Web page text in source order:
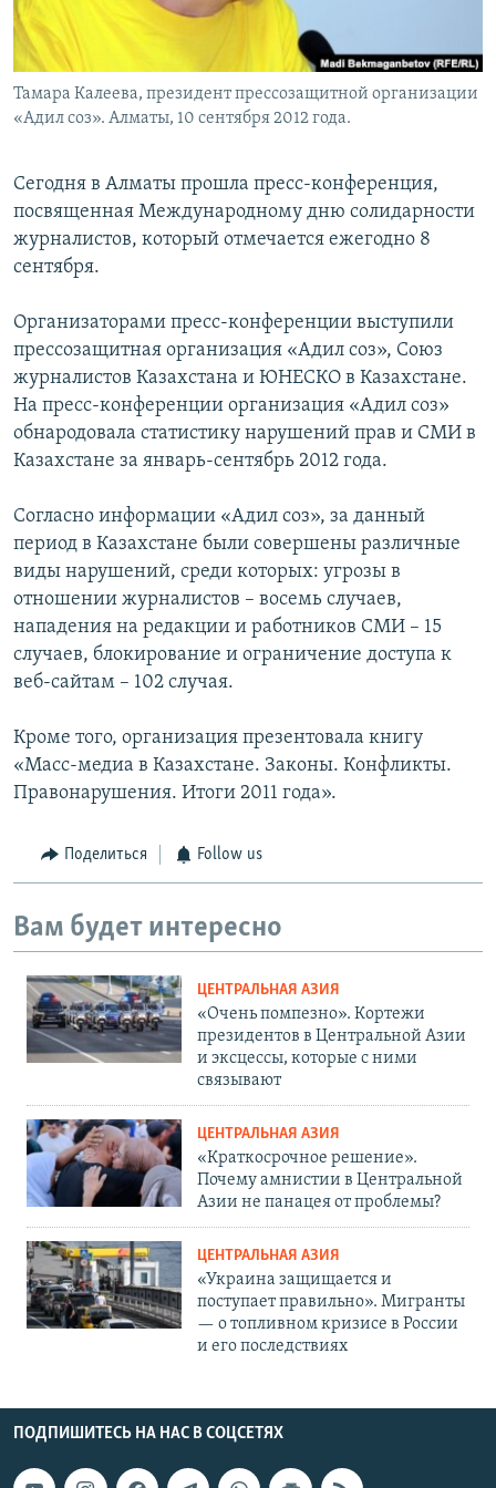
Тамара Калеева, президент прессозащитной организации
«Адил соз». Алматы, 10 сентября 2012 года.
Сегодня в Алматы прошла пресс-конференция,
посвященная Международному дню солидарности
журналистов, который отмечается ежегодно 8
сентября.
Организаторами пресс-конференции выступили
прессозащитная организация «Адил соз», Союз
журналистов Казахстана и ЮНЕСКО в Казахстане.
На пресс-конференции организация «Адил соз»
обнародовала статистику нарушений прав и СМИ в
Казахстане за январь-сентябрь 2012 года.
Согласно информации «Адил соз», за данный
период в Казахстане были совершены различные
виды нарушений, среди которых: угрозы в
отношении журналистов – восемь случаев,
нападения на редакции и работников СМИ – 15
случаев, блокирование и ограничение доступа к
веб-сайтам – 102 случая.
Кроме того, организация презентовала книгу
«Масс-медиа в Казахстане. Законы. Конфликты.
Правонарушения. Итоги 2011 года».
Поделиться Follow us
Вам будет интересно
ЦЕНТРАЛЬНАЯ АЗИЯ
«Очень помпезно». Кортежи
президентов в Центральной Азии
и эксцессы, которые с ними
связывают
ЦЕНТРАЛЬНАЯ АЗИЯ
«Краткосрочное решение».
Почему амнистии в Центральной
Азии не панацея от проблемы?
ЦЕНТРАЛЬНАЯ АЗИЯ
«Украина защищается и
поступает правильно». Мигранты
— о топливном кризисе в России
и его последствиях
ПОДПИШИТЕСЬ НА НАС В СОЦСЕТЯХ